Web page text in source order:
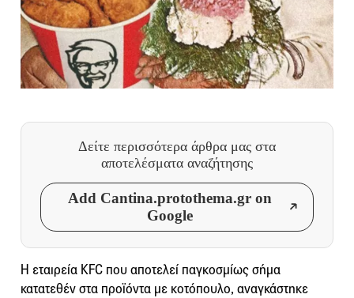
Δείτε περισσότερα άρθρα μας στα
αποτελέσματα αναζήτησης
Add Cantina.protothema.gr on
Google
Η εταιρεία KFC που αποτελεί παγκοσμίως σήμα
κατατεθέν στα προϊόντα με κοτόπουλο, αναγκάστηκε